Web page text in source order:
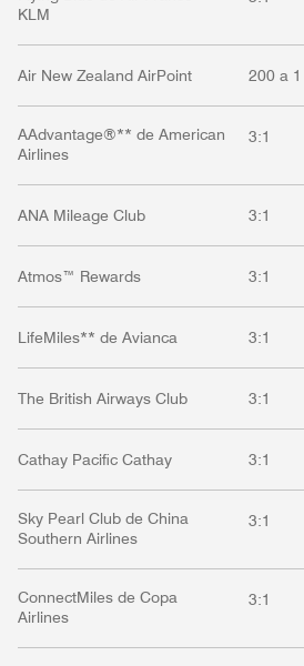
KLM
Air New Zealand AirPoint 200 a 1
AAdvantage®** de American
Airlines
3:1
ANA Mileage Club 3:1
Atmos™ Rewards 3:1
LifeMiles** de Avianca 3:1
The British Airways Club 3:1
Cathay Pacific Cathay 3:1
Sky Pearl Club de China
Southern Airlines
3:1
ConnectMiles de Copa
Airlines
3:1